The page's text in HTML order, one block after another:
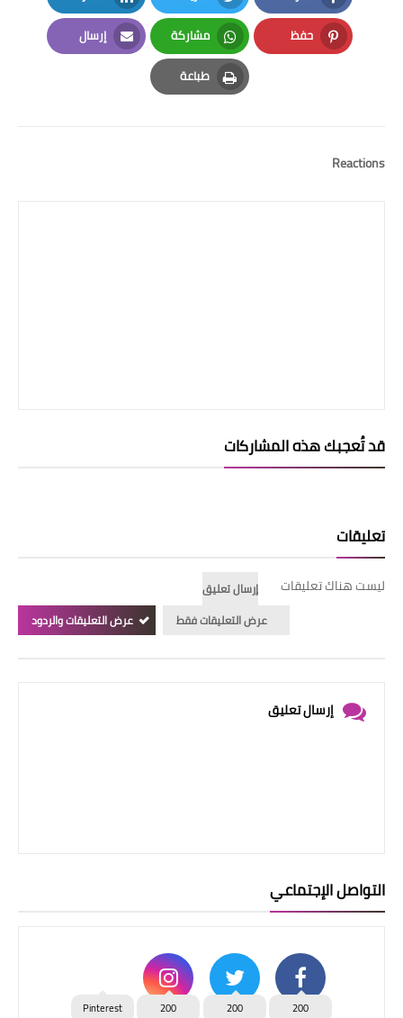
Facebook
Twitter
LinkedIn
حفظ
Pinterest
مشاركة
Whatsapp
إرسال
Email
طباعة
Print
Reactions
قد تُعجبك هذه المشاركات
تعليقات
ليست هناك تعليقات
إرسال تعليق
عرض التعليقات فقط
عرض التعليقات والردود
إرسال تعليق
التواصل الإجتماعي
200
200
200
Pinterest